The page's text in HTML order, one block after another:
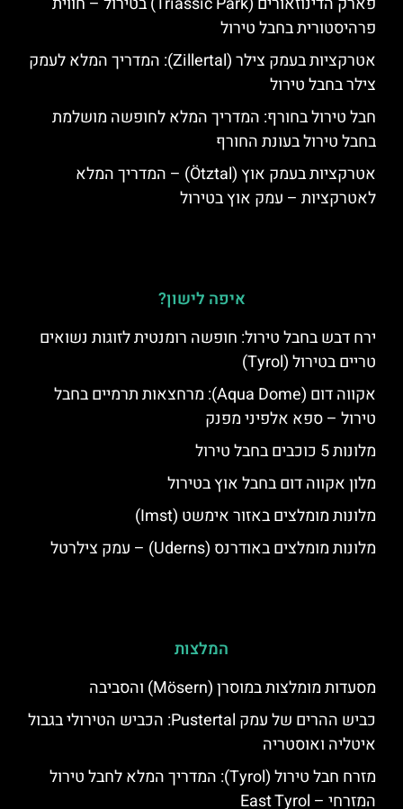
פרהיסטורית בחבל טירול
אטרקציות בעמק צילר (Zillertal): המדריך המלא לעמק
צילר בחבל טירול
חבל טירול בחורף: המדריך המלא לחופשה מושלמת
בחבל טירול בעונת החורף
אטרקציות בעמק אוץ (Ötztal) – המדריך המלא
לאטרקציות – עמק אוץ בטירול
איפה לישון?
ירח דבש בחבל טירול: חופשה רומנטית לזוגות נשואים
טריים בטירול (Tyrol)
אקווה דום (Aqua Dome): מרחצאות תרמיים בחבל
טירול – ספא אלפיני מפנק
מלונות 5 כוכבים בחבל טירול
מלון אקווה דום בחבל אוץ בטירול
מלונות מומלצים באזור אימשט (Imst)
מלונות מומלצים באודרנס (Uderns) – עמק צילרטל
המלצות
מסעדות מומלצות במוסרן (Mösern) והסביבה
כביש ההרים של עמק Pustertal: הכביש הטירולי בגבול
איטליה ואוסטריה
מזרח חבל טירול (Tyrol): המדריך המלא לחבל טירול
המזרחי – East Tyrol